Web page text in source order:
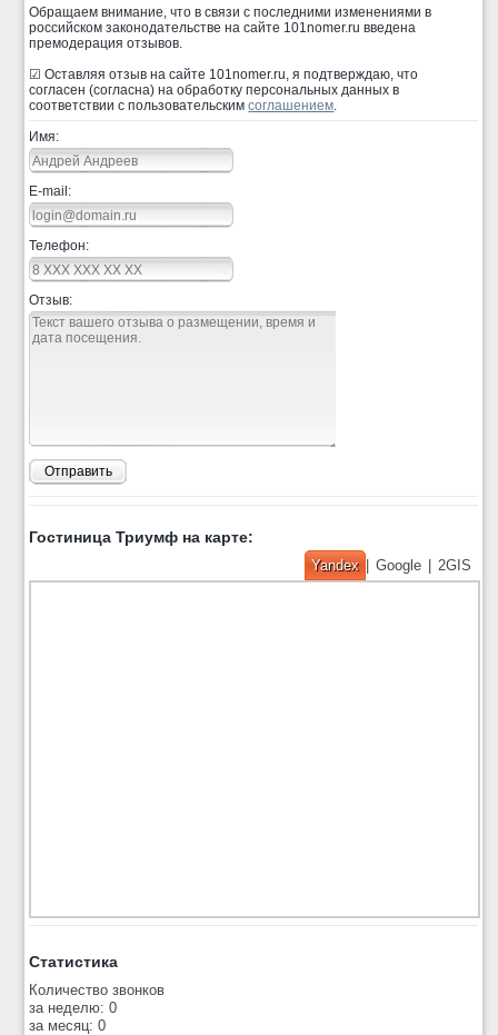
Обращаем внимание, что в связи с последними изменениями в
российском законодательстве на сайте 101nomer.ru введена
премодерация отзывов.
☑ Оставляя отзыв на сайте 101nomer.ru, я подтверждаю, что
согласен (согласна) на обработку персональных данных в
соответствии с пользовательскимсоглашением.
Имя:
E-mail:
Телефон:
Отзыв:
Отправить
Гостиница Триумф на карте:
Yandex Google 2GIS
Статистика
Количество звонков
за неделю: 0
за месяц: 0